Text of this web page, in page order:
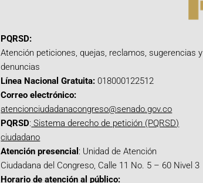
PQRSD:
Atención peticiones, quejas, reclamos, sugerencias y
denuncias
Línea Nacional Gratuita: 018000122512
Correo electrónico:
atencionciudadanacongreso@senado.gov.co
PQRSD: Sistema derecho de petición (PQRSD)
ciudadano
Atención presencial : Unidad de Atención
Ciudadana del Congreso, Calle 11 No. 5 – 60 Nivel 3
Horario de atención al público: